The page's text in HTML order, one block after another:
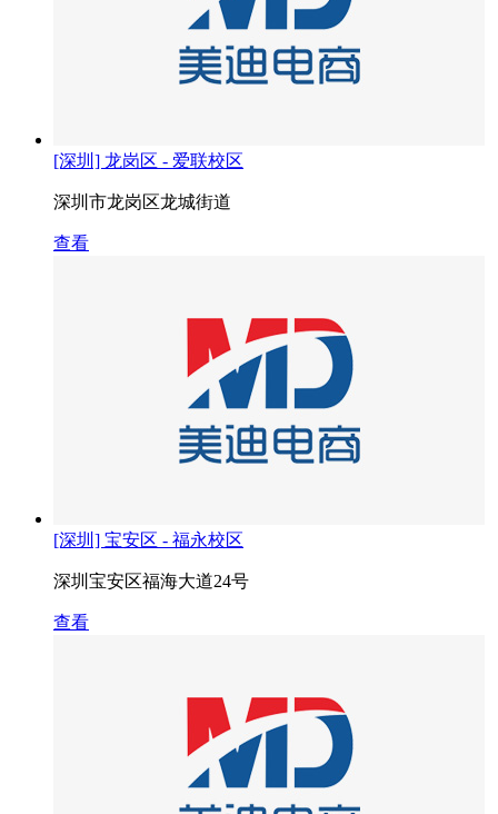
[深圳] 龙岗区 - 爱联校区
深圳市龙岗区龙城街道
查看
[深圳] 宝安区 - 福永校区
深圳宝安区福海大道24号
查看